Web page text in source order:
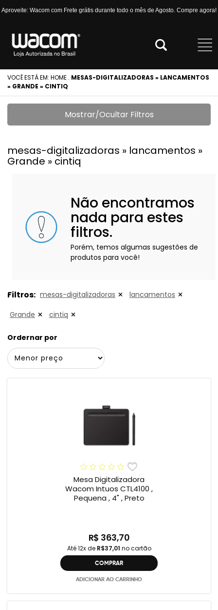
Aproveite: Wacom com Frete grátis durante todo o mês de Agosto. Compre agora!
VOCÊ ESTÁ EM: HOME . MESAS-DIGITALIZADORAS » LANCAMENTOS
» GRANDE » CINTIQ
Mostrar/Ocultar Filtros
mesas-digitalizadoras » lancamentos »
Grande » cintiq
Não encontramos
nada para estes
filtros.
Porém, temos algumas sugestões de
produtos para você!
Filtros: mesas-digitalizadoras lancamentos
Grande cintiq
Ordernar por
Mesa Digitalizadora
Wacom Intuos CTL4100 ,
Pequena , 4" , Preto
R$ 363,70
Até 12x de R$37,01 no cartão
COMPRAR
ADICIONAR AO CARRINHO